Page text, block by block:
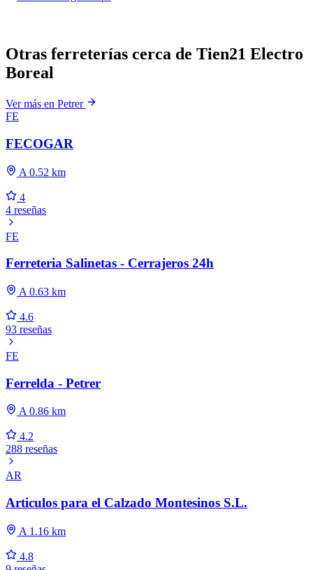
Otras ferreterías cerca de Tien21 Electro
Boreal
Ver más en Petrer
FE
FECOGAR
A 0.52 km
4
4 reseñas
FE
Ferreteria Salinetas - Cerrajeros 24h
A 0.63 km
4.6
93 reseñas
FE
Ferrelda - Petrer
A 0.86 km
4.2
288 reseñas
AR
Articulos para el Calzado Montesinos S.L.
A 1.16 km
4.8